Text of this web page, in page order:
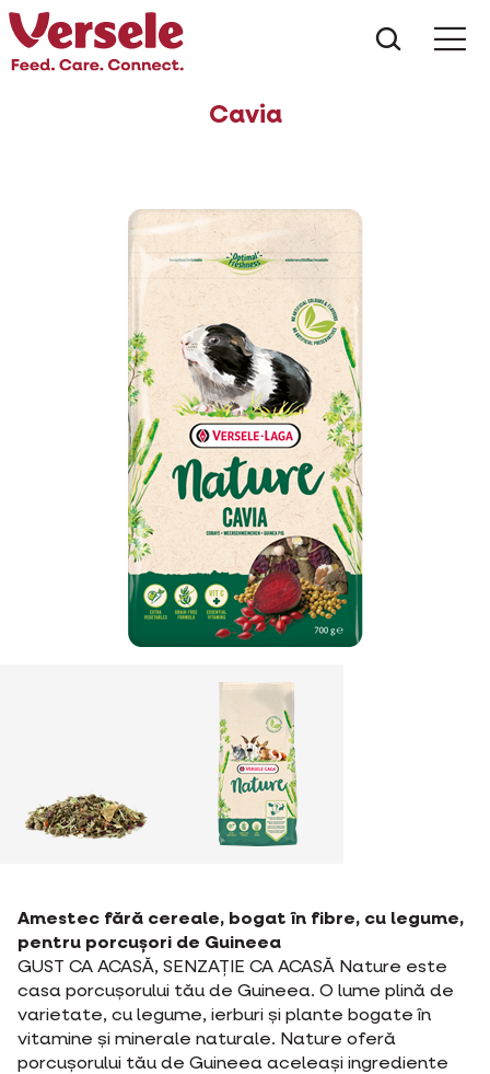
Cavia
Amestec fără cereale, bogat în fibre, cu legume,
pentru porcușori de Guineea
GUST CA ACASĂ, SENZAȚIE CA ACASĂ Nature este
casa porcușorului tău de Guineea. O lume plină de
varietate, cu legume, ierburi și plante bogate în
vitamine și minerale naturale. Nature oferă
porcușorului tău de Guineea aceleași ingrediente